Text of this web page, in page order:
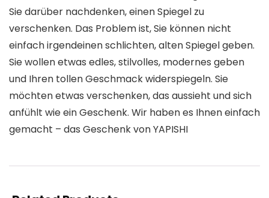
Sie darüber nachdenken, einen Spiegel zu
verschenken. Das Problem ist, Sie können nicht
einfach irgendeinen schlichten, alten Spiegel geben.
Sie wollen etwas edles, stilvolles, modernes geben
und Ihren tollen Geschmack widerspiegeln. Sie
möchten etwas verschenken, das aussieht und sich
anfühlt wie ein Geschenk. Wir haben es Ihnen einfach
gemacht – das Geschenk von YAPISHI